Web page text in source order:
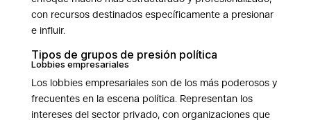
con recursos destinados específicamente a presionar
e influir.
Tipos de grupos de presión política
Lobbies empresariales
Los lobbies empresariales son de los más poderosos y
frecuentes en la escena política. Representan los
intereses del sector privado, con organizaciones que